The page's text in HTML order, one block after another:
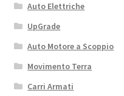
Auto Elettriche
UpGrade
Auto Motore a Scoppio
Movimento Terra
Carri Armati